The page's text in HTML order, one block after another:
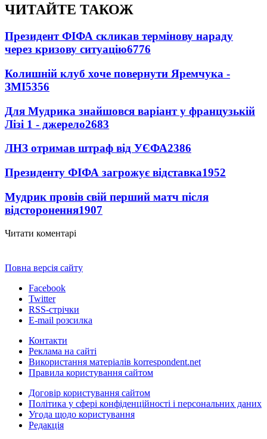
ЧИТАЙТЕ ТАКОЖ
Президент ФІФА скликав термінову нараду
через кризову ситуацію6776
Колишній клуб хоче повернути Яремчука -
ЗМІ5356
Для Мудрика знайшовся варіант у французькій
Лізі 1 - джерело2683
ЛНЗ отримав штраф від УЄФА2386
Президенту ФІФА загрожує відставка1952
Мудрик провів свій перший матч після
відсторонення1907
Читати коментарі
Повна версія сайту
Facebook
Twitter
RSS-стрічки
E-mail розсилка
Контакти
Реклама на сайті
Використання матеріалів korrespondent.net
Правила користування сайтом
Договір користування сайтом
Політика у сфері конфіденційності і персональних даних
Угода щодо користування
Редакція